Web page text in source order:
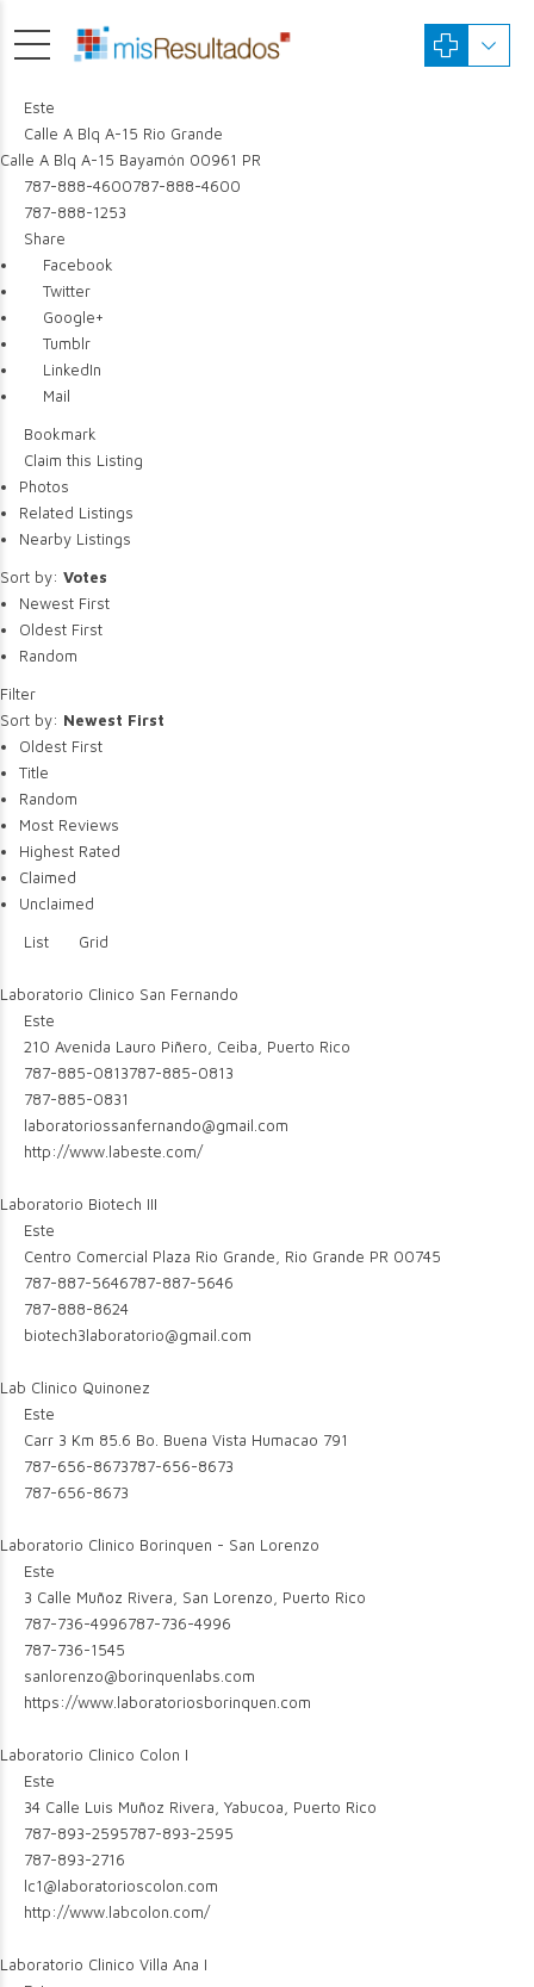
Este
Calle A Blq A-15 Rio Grande
Calle A Blq A-15 Bayamón 00961 PR
787-888-4600787-888-4600
787-888-1253
Share
Facebook
Twitter
Google+
Tumblr
LinkedIn
Mail
Bookmark
Claim this Listing
Photos
Related Listings
Nearby Listings
Sort by: Votes
Newest First
Oldest First
Random
Filter
Sort by: Newest First
Oldest First
Title
Random
Most Reviews
Highest Rated
Claimed
Unclaimed
List
Grid
Laboratorio Clinico San Fernando
Este
210 Avenida Lauro Piñero, Ceiba, Puerto Rico
787-885-0813787-885-0813
787-885-0831
laboratoriossanfernando@gmail.com
http://www.labeste.com/
Laboratorio Biotech III
Este
Centro Comercial Plaza Rio Grande, Rio Grande PR 00745
787-887-5646787-887-5646
787-888-8624
biotech3laboratorio@gmail.com
Lab Clinico Quinonez
Este
Carr 3 Km 85.6 Bo. Buena Vista Humacao 791
787-656-8673787-656-8673
787-656-8673
Laboratorio Clinico Borinquen - San Lorenzo
Este
3 Calle Muñoz Rivera, San Lorenzo, Puerto Rico
787-736-4996787-736-4996
787-736-1545
sanlorenzo@borinquenlabs.com
https://www.laboratoriosborinquen.com
Laboratorio Clinico Colon I
Este
34 Calle Luis Muñoz Rivera, Yabucoa, Puerto Rico
787-893-2595787-893-2595
787-893-2716
lc1@laboratorioscolon.com
http://www.labcolon.com/
Laboratorio Clinico Villa Ana I